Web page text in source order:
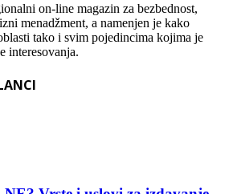
on-line magazin za bezbednost,
menadžment, a namenjen je kako
tako i svim pojedincima kojima je
interesovanja.